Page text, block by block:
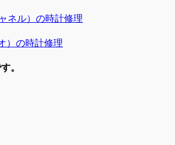
ネル）の時計修理
）の時計修理
。